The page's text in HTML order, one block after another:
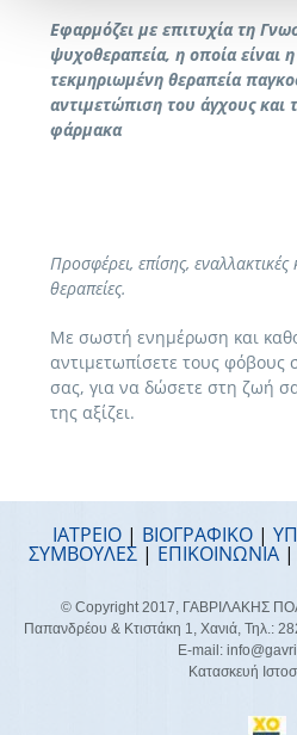
Εφαρμόζει με επιτυχία τη
ψυχοθεραπεία, η οποία είναι
τεκμηριωμένη θεραπεία
αντιμετώπιση του άγχους και
φάρμακα
Προσφέρει, επίσης,
θεραπείες.
Με σωστή ενημέρωση και
αντιμετωπίσετε τους φόβους
σας, για να δώσετε στη ζωή
της αξίζει.
ΙΑΤΡΕΙΟ| ΒΙΟΓΡΑΦΙΚΟ|
ΣΥΜΒΟΥΛΕΣ | ΕΠΙΚΟΙΝΩΝΙΑ |
© Copyright 2017, ΓΑΒΡΙΛΑΚΗΣ
Παπανδρέου & Κτιστάκη 1, Χανιά, Τηλ.:
E-mail:
Κατασκευή